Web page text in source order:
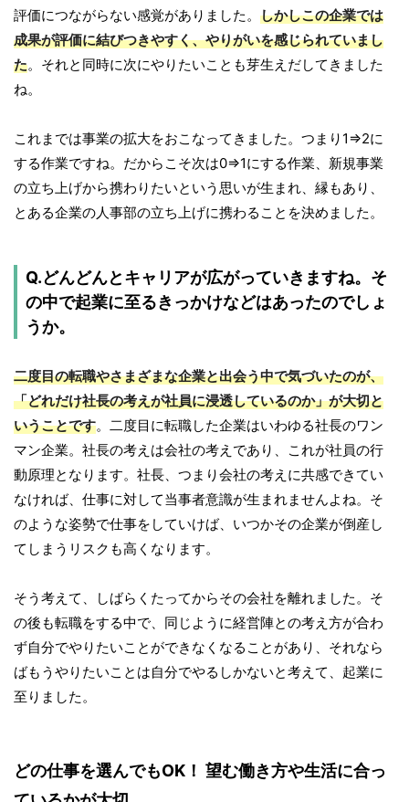
評価につながらない感覚がありました。 しかしこの企業では
成果が評価に結びつきやすく、やりがいを感じられていまし
た。それと同時に次にやりたいことも芽生えだしてきました
ね。
これまでは事業の拡大をおこなってきました。つまり1⇒2に
する作業ですね。だからこそ次は0⇒1にする作業、新規事業
の立ち上げから携わりたいという思いが生まれ、縁もあり、
とある企業の人事部の立ち上げに携わることを決めました。
Q.どんどんとキャリアが広がっていきますね。そ
の中で起業に至るきっかけなどはあったのでしょ
うか。
二度目の転職やさまざまな企業と出会う中で気づいたのが、
「どれだけ社長の考えが社員に浸透しているのか」が大切と
いうことです。二度目に転職した企業はいわゆる社長のワン
マン企業。社長の考えは会社の考えであり、これが社員の行
動原理となります。社長、つまり会社の考えに共感できてい
なければ、仕事に対して当事者意識が生まれませんよね。そ
のような姿勢で仕事をしていけば、いつかその企業が倒産し
てしまうリスクも高くなります。
そう考えて、しばらくたってからその会社を離れました。そ
の後も転職をする中で、同じように経営陣との考え方が合わ
ず自分でやりたいことができなくなることがあり、それなら
ばもうやりたいことは自分でやるしかないと考えて、起業に
至りました。
どの仕事を選んでもOK！ 望む働き方や生活に合っ